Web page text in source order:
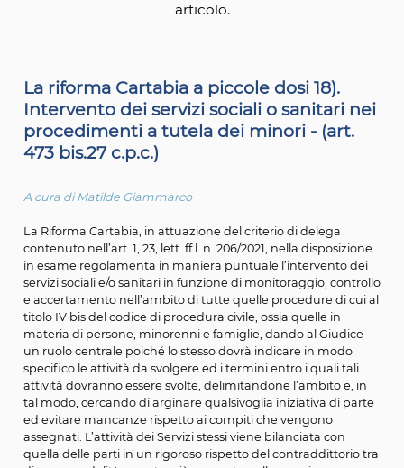
Una rubrica realizzata per creare uno
articolo.
La riforma Cartabia a piccole dosi 18).
Intervento dei servizi sociali o
473 bis.27 c.p.c.)
A cura di Matilde Giammarco
La Riforma Cartabia, in attuazione del criterio di delega
contenuto nell’art. 1, 23, lett. ff l. n. 206/2021, nella
in esame regolamenta in maniera puntuale
servizi sociali e/o sanitari in funzione di monitoraggio,
e accertamento nell’ambito di tutte quelle procedure
titolo IV bis del codice di procedura civile, ossia quelle in
materia di persone, minorenni e famiglie, dando al